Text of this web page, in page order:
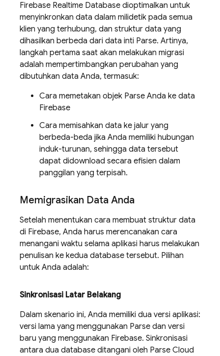
Firebase Realtime Database dioptimalkan untuk
menyinkronkan data dalam milidetik pada semua
klien yang terhubung, dan struktur data yang
dihasilkan berbeda dari data inti Parse. Artinya,
langkah pertama saat akan melakukan migrasi
adalah mempertimbangkan perubahan yang
dibutuhkan data Anda, termasuk:
Cara memetakan objek Parse Anda ke data
Firebase
Cara memisahkan data ke jalur yang
berbeda-beda jika Anda memiliki hubungan
induk-turunan, sehingga data tersebut
dapat didownload secara efisien dalam
panggilan yang terpisah.
Memigrasikan Data Anda
Setelah menentukan cara membuat struktur data
di Firebase, Anda harus merencanakan cara
menangani waktu selama aplikasi harus melakukan
penulisan ke kedua database tersebut. Pilihan
untuk Anda adalah:
Sinkronisasi Latar Belakang
Dalam skenario ini, Anda memiliki dua versi aplikasi:
versi lama yang menggunakan Parse dan versi
baru yang menggunakan Firebase. Sinkronisasi
antara dua database ditangani oleh Parse Cloud